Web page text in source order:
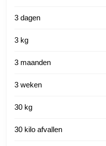
3 dagen
3 kg
3 maanden
3 weken
30 kg
30 kilo afvallen